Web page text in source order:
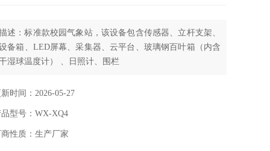
述：标准款校园气象站，该设备包含传感器、立杆支架、
备箱、LED屏幕、采集器、云平台、玻璃钢百叶箱（内含
湿球温度计） 、日照计、围栏
新时间：2026-05-27
品型号：WX-XQ4
商性质：生产厂家